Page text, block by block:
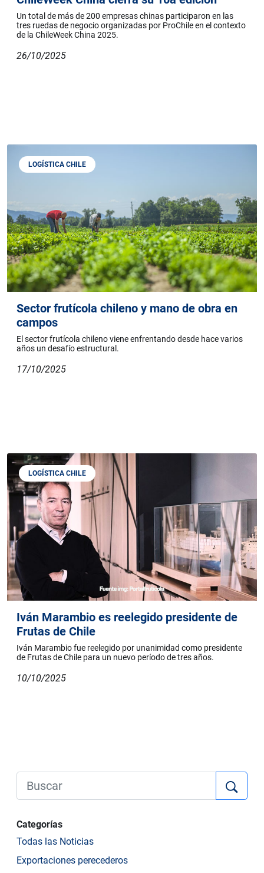
Un total de más de 200 empresas chinas participaron en las
tres ruedas de negocio organizadas por ProChile en el contexto
de la ChileWeek China 2025.
26/10/2025
LOGÍSTICA CHILE
Sector frutícola chileno y mano de obra en
campos
El sector frutícola chileno viene enfrentando desde hace varios
años un desafío estructural.
17/10/2025
LOGÍSTICA CHILE
Iván Marambio es reelegido presidente de
Frutas de Chile
Iván Marambio fue reelegido por unanimidad como presidente
de Frutas de Chile para un nuevo período de tres años.
10/10/2025
Categorías
Todas las Noticias
Exportaciones perecederos